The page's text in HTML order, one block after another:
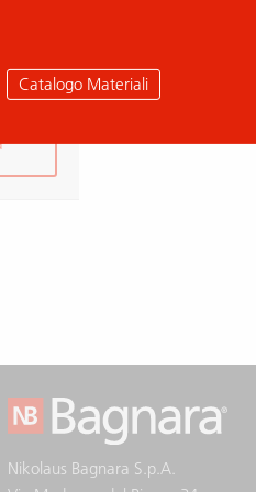
Nikolaus Bagnara S.p.A.
Catalogo Materiali